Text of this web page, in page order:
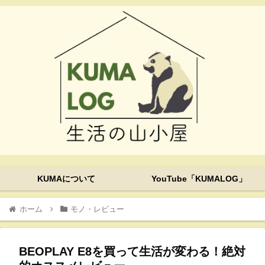
KUMAについて YouTube「KUMALOG」
ホーム モノ・レビュー
BEOPLAY E8を買って生活が変わる！絶対